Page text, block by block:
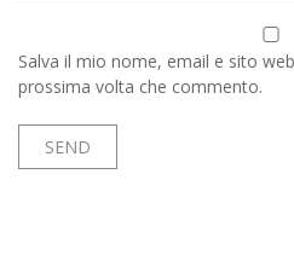
Salva il mio nome, email e sito
prossima volta che commento.